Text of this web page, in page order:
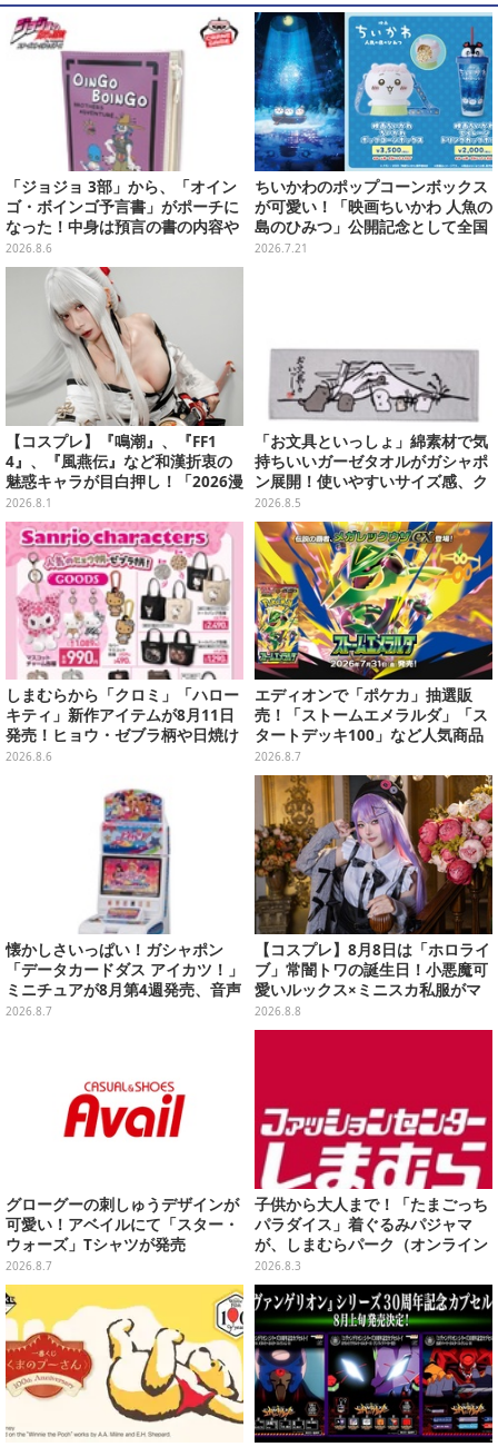
「ジョジョ 3部」から、「オイン
ゴ・ボインゴ予言書」がポーチに
なった！中身は預言の書の内容や
アニメ総柄デザインをプリント
2026.8.6
ちいかわのポップコーンボックス
が可愛い！「映画ちいかわ 人魚の
島のひみつ」公開記念として全国
劇場で販売決定、セイレーンドリ
2026.7.21
【コスプレ】『鳴潮』、『FF1
4』、『風燕伝』など和漢折衷の
魅惑キャラが目白押し！「2026漫
画博覧会」美麗レイヤー13選【写
真39枚】
2026.8.1
「お文具といっしょ」綿素材で気
持ちいいガーゼタオルがガシャポ
ン展開！使いやすいサイズ感、ク
ールな和柄や可愛らしいお寿司な
ど全4種
2026.8.5
しまむらから「クロミ」「ハロー
キティ」新作アイテムが8月11日
発売！ヒョウ・ゼブラ柄や日焼け
デザインの可愛い雑貨・アパレル
2026.8.6
エディオンで「ポケカ」抽選販
売！「ストームエメラルダ」「ス
タートデッキ100」など人気商品
が対象
2026.8.7
懐かしさいっぱい！ガシャポン
「データカードダス アイカツ！」
ミニチュアが8月第4週発売、音声
が流れる特別仕様も当たる
2026.8.7
【コスプレ】8月8日は「ホロライ
ブ」常闇トワの誕生日！小悪魔可
愛いルックス×ミニスカ私服がマ
ジ天使すぎな美女レイヤーまとめ
【写真45枚】
2026.8.8
グローグーの刺しゅうデザインが
可愛い！アベイルにて「スター・
ウォーズ」Tシャツが発売
2026.8.7
子供から大人まで！「たまごっち
パラダイス」着ぐるみパジャマ
が、しまむらパーク（オンライン
ストア）にて受注生産
2026.8.3